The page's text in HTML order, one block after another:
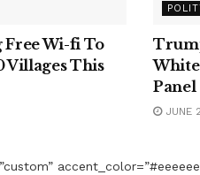
Wi-fi To
Villages This
Panel
JUNE